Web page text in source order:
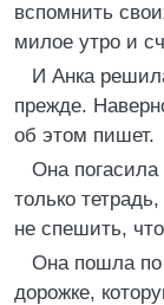
вспомнить
милое утро и
И Анка
прежде.
об этом пишет.
Она погасила
только
не спешить,
Она пошла по
дорожке,